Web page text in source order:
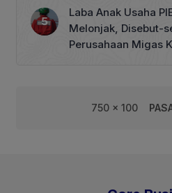
Laba Anak Usaha
Melonjak, Disebut-
Perusahaan Migas
750 x 100